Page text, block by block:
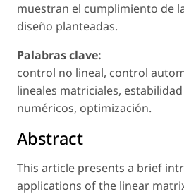
muestran el cumplimiento de
diseño planteadas.
Palabras clave:
control no lineal, control
lineales matriciales,
numéricos, optimización.
Abstract
This article presents a brief
applications of the linear